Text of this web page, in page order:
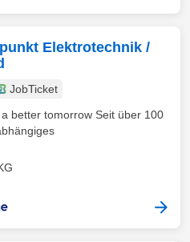
Elektrotechnik /
JobTicket
better tomorrow Seit über 100